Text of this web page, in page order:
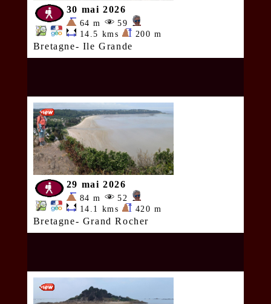
30 mai 2026
64 m
59
14.5 kms
200 m
Bretagne- Ile Grande
29 mai 2026
84 m
52
14.1 kms
420 m
Bretagne- Grand Rocher